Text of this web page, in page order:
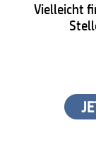
Vielleicht